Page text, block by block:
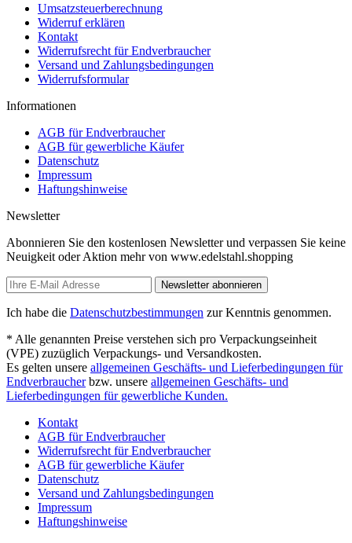
Umsatzsteuerberechnung
Widerruf erklären
Kontakt
Widerrufsrecht für Endverbraucher
Versand und Zahlungsbedingungen
Widerrufsformular
Informationen
AGB für Endverbraucher
AGB für gewerbliche Käufer
Datenschutz
Impressum
Haftungshinweise
Newsletter
Abonnieren Sie den kostenlosen Newsletter und verpassen Sie keine
Neuigkeit oder Aktion mehr von www.edelstahl.shopping
Newsletter abonnieren
Ich habe die Datenschutzbestimmungen zur Kenntnis genommen.
* Alle genannten Preise verstehen sich pro Verpackungseinheit
(VPE) zuzüglich Verpackungs- und Versandkosten.
Es gelten unsere allgemeinen Geschäfts- und Lieferbedingungen für
Endverbraucherbzw. unsere allgemeinen Geschäfts- und
Lieferbedingungen für gewerbliche Kunden.
Kontakt
AGB für Endverbraucher
Widerrufsrecht für Endverbraucher
AGB für gewerbliche Käufer
Datenschutz
Versand und Zahlungsbedingungen
Impressum
Haftungshinweise